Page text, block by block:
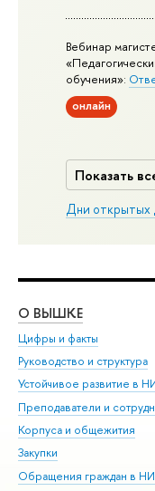
Вебинар
обучения»:
онлайн
Показать
Дни открытых
О ВЫШКЕ
Цифры и факты
Руководство и структура
Устойчивое развитие в
Преподаватели и
Корпуса и общежития
Закупки
Обращения граждан в